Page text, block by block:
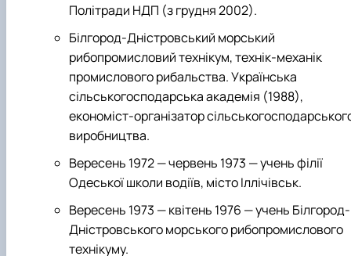
Політради НДП (з грудня 2002).
Білгород-Дністровський морський
рибопромисловий технікум, технік-механік
промислового рибальства. Українська
сільськогосподарська академія (1988),
економіст-організатор
виробництва.
Вересень 1972 — червень 1973 — учень філії
Одеської школи водіїв, місто Іллічівськ.
Вересень 1973 — квітень 1976 — учень Білгород-
Дністровського морського рибопромислового
технікуму.